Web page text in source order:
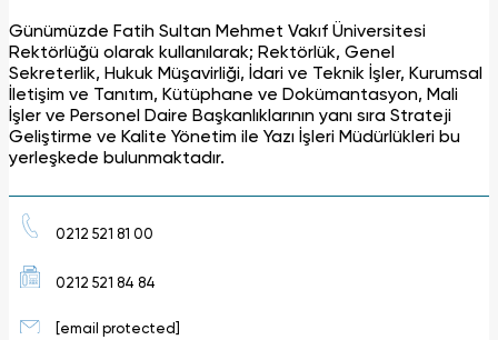
Günümüzde Fatih Sultan Mehmet Vakıf Üniversitesi
Rektörlüğü olarak kullanılarak; Rektörlük, Genel
Sekreterlik, Hukuk Müşavirliği, İdari ve Teknik İşler, Kurumsal
İletişim ve Tanıtım, Kütüphane ve Dokümantasyon, Mali
İşler ve Personel Daire Başkanlıklarının yanı sıra Strateji
Geliştirme ve Kalite Yönetim ile Yazı İşleri Müdürlükleri bu
yerleşkede bulunmaktadır.
0212 521 81 00
0212 521 84 84
[email protected]